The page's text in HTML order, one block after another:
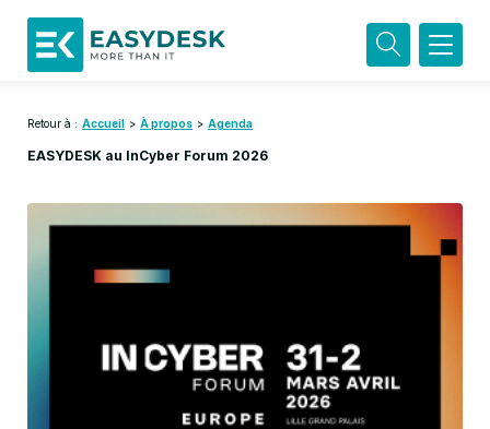
Retour à : Accueil > À propos > Agenda
EASYDESK au InCyber Forum 2026